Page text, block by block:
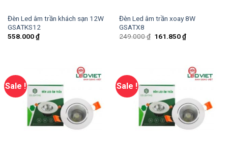
Đèn Led âm trần khách sạn 12W
GSATKS12
558.000₫
Đèn Led âm trần xoay 8W
GSATX8
249.000₫ 161.850₫
Sale ! Sale !